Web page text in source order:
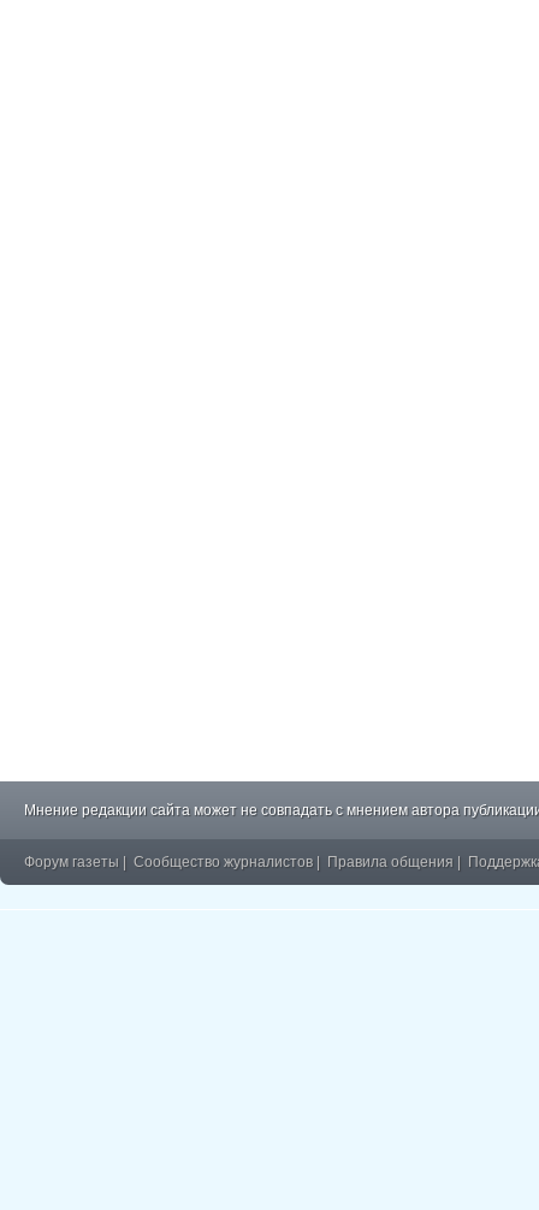
Мнение редакции сайта может не совпадать с мнением автора
Форум газеты Сообщество журналистов Правила общения
�